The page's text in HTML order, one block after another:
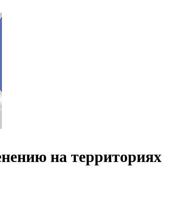
на территориях